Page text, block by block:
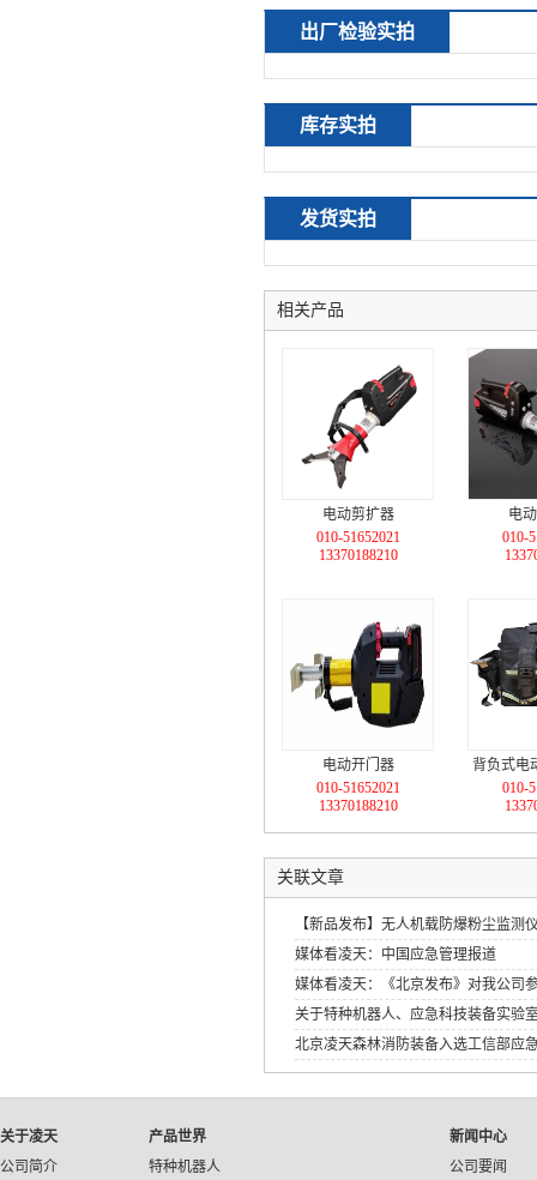
出厂检验实拍
库存实拍
发货实拍
相关产品
电动剪扩器
010-51652021
13370188210
电
010-
电动开门器
010-51652021
13370188210
背负式电
010-
关联文章
【新品发布】无人机载防爆粉尘监测
媒体看凌天：中国应急管理报道
媒体看凌天：《北京发布》对我公司
关于特种机器人、应急科技装备实验
北京凌天森林消防装备入选工信部应
应急装备应用试点示范工程》
关于凌天
公司简介
产品世界
特种机器人
新闻中心
公司要闻